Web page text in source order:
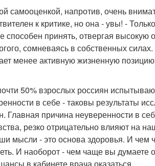
самооценкой, напротив, очень
к критике, но она - увы! -
способен принять, отвергая высокую
сомневаясь в собственных
менее активную жизненную
50% взрослых россиян
в себе - таковы результаты
Главная причина неуверенности в
резко отрицательно влияют на
мысли - это основа здоровья. И
И наоборот - чем чаще вы думаете